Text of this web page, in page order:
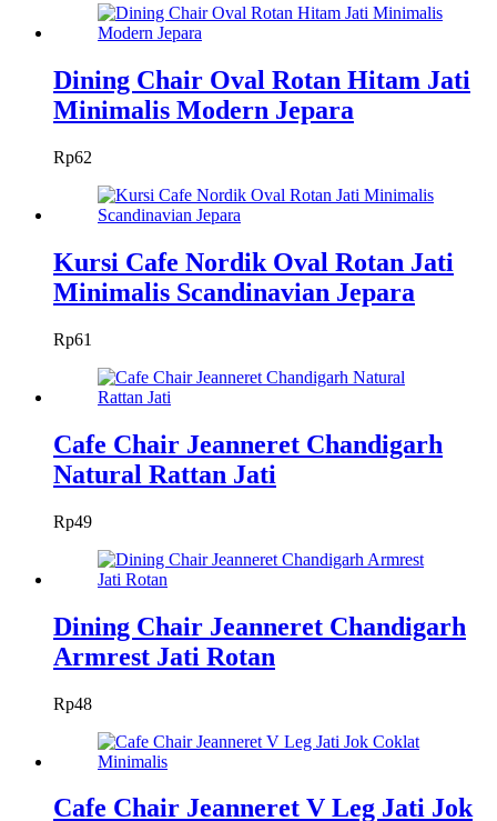
Dining Chair Oval Rotan Hitam Jati
Minimalis Modern Jepara
Rp62
Kursi Cafe Nordik Oval Rotan Jati
Minimalis Scandinavian Jepara
Rp61
Cafe Chair Jeanneret Chandigarh
Natural Rattan Jati
Rp49
Dining Chair Jeanneret Chandigarh
Armrest Jati Rotan
Rp48
Cafe Chair Jeanneret V Leg Jati Jok